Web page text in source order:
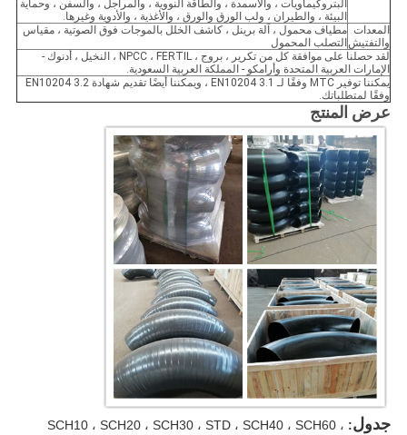
البتروكيماويات ، والأسمدة ، والطاقة النووية ، والمراجل ، والسفن ، وحماية
البيئة ، والطيران ، ولب الورق والورق ، والأغذية ، والأدوية وغيرها.
المعدات
والتفتيش
مطياف محمول ، آلة برينل ، كاشف الخلل بالموجات فوق الصوتية ، مقياس
التصلب المحمول
لقد حصلنا على موافقة كل من تكرير ، بروج ، NPCC ، FERTIL ، النخيل ، أدنوك -
الإمارات العربية المتحدة وأرامكو - المملكة العربية السعودية.
يمكننا توفير MTC وفقًا لـ EN10204 3.1 ، ويمكننا أيضًا تقديم شهادة EN10204 3.2
وفقًا لمتطلباتك.
عرض المنتج
جدول: SCH10 ، SCH20 ، SCH30 ، STD ، SCH40 ، SCH60 ،